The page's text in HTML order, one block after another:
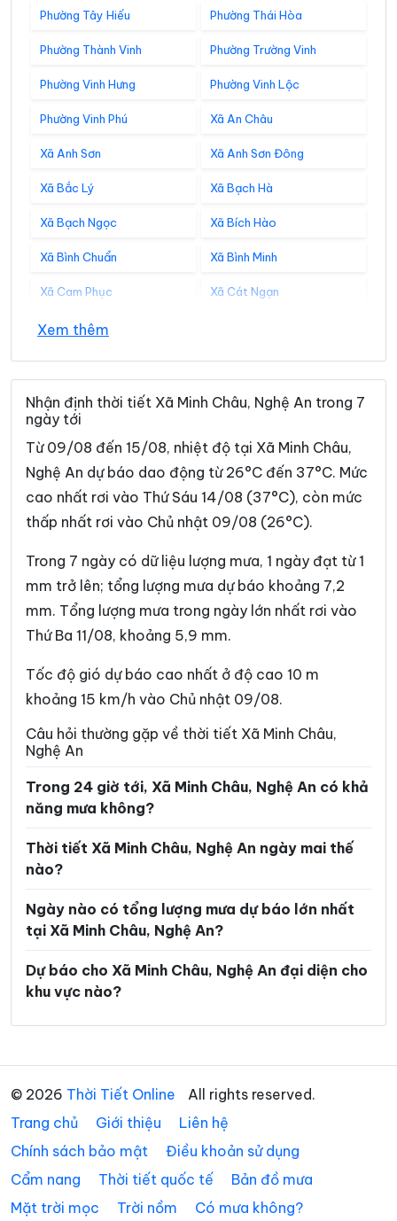
Phường Tây Hiếu Phường Thái Hòa
Phường Thành Vinh Phường Trường Vinh
Phường Vinh Hưng Phường Vinh Lộc
Phường Vinh Phú Xã An Châu
Xã Anh Sơn Xã Anh Sơn Đông
Xã Bắc Lý Xã Bạch Hà
Xã Bạch Ngọc Xã Bích Hào
Xã Bình Chuẩn Xã Bình Minh
Xã Cam Phục Xã Cát Ngạn
Xã Châu Bình
Xã Châu Khê Xã Châu Lộc
Xã Châu Tiến Xã Chiêu Lưu
Xã Con Cuông
Xã Đại Huệ Xã Diễn Châu
Xã Đô Lương Xã Đông Hiếu
Xã Đông Lộc Xã Đông Thành
Xã Đức Châu Xã Giai Lạc
Xã Giai Xuân Xã Hải Châu
Xã Hải Lộc Xã Hạnh Lâm
Xã Hoa Quân Xã Hợp Minh
Xã Hùng Chân Xã Hùng Châu
Xã Hưng Nguyên Xã Hưng Nguyên Nam
Xã Hữu Kiệm
Xã Kim Bảng Xã Kim Liên
Xã Lam Thành
Xã Lương Sơn Xã Mậu Thạch
Xã Minh Hợp Xã Môn Sơn
Xã Mường Chọng Xã Mường Ham
Xã Mỹ Lý Xã Na Loi
Xã Na Ngoi Xã Nậm Cắn
Xã Nam Đàn Xã Nga My
Xã Nghi Lộc Xã Nghĩa Đàn
Xem thêm
Nhận định thời tiết Xã Minh Châu, Nghệ An trong 7
ngày tới
Từ 09/08 đến 15/08, nhiệt độ tại Xã Minh Châu,
Nghệ An dự báo dao động từ 26°C đến 37°C. Mức
cao nhất rơi vào Thứ Sáu 14/08 (37°C), còn mức
thấp nhất rơi vào Chủ nhật 09/08 (26°C).
Trong 7 ngày có dữ liệu lượng mưa, 1 ngày đạt từ 1
mm trở lên; tổng lượng mưa dự báo khoảng 7,2
mm. Tổng lượng mưa trong ngày lớn nhất rơi vào
Thứ Ba 11/08, khoảng 5,9 mm.
Tốc độ gió dự báo cao nhất ở độ cao 10 m
khoảng 15 km/h vào Chủ nhật 09/08.
Câu hỏi thường gặp về thời tiết Xã Minh Châu,
Nghệ An
Trong 24 giờ tới, Xã Minh Châu, Nghệ An có khả
năng mưa không?
Thời tiết Xã Minh Châu, Nghệ An ngày mai thế
nào?
Ngày nào có tổng lượng mưa dự báo lớn nhất
tại Xã Minh Châu, Nghệ An?
Dự báo cho Xã Minh Châu, Nghệ An đại diện cho
khu vực nào?
© 2026 Thời Tiết Online
All rights reserved.
Trang chủ
Giới thiệu
Liên hệ
Chính sách bảo mật
Điều khoản sử dụng
Cẩm nang
Thời tiết quốc tế
Bản đồ mưa
Mặt trời mọc
Trời nồm Có mưa không?